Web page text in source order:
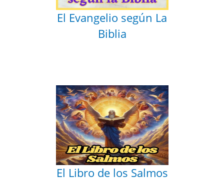
El Evangelio según La
Biblia
El Libro de los Salmos